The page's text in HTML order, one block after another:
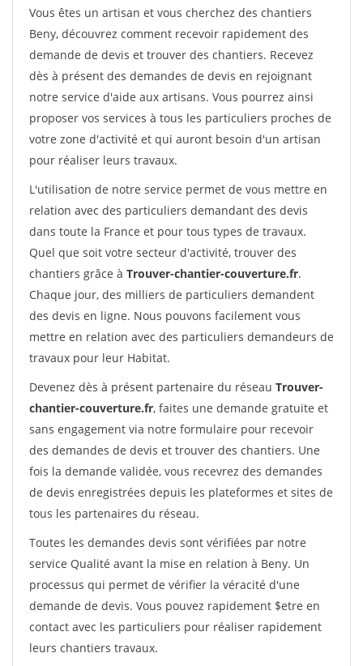
Vous êtes un artisan et vous cherchez des chantiers
Beny, découvrez comment recevoir rapidement des
demande de devis et trouver des chantiers. Recevez
dès à présent des demandes de devis en rejoignant
notre service d'aide aux artisans. Vous pourrez ainsi
proposer vos services à tous les particuliers proches de
votre zone d'activité et qui auront besoin d'un artisan
pour réaliser leurs travaux.
L'utilisation de notre service permet de vous mettre en
relation avec des particuliers demandant des devis
dans toute la France et pour tous types de travaux.
Quel que soit votre secteur d'activité, trouver des
chantiers grâce à Trouver-chantier-couverture.fr.
Chaque jour, des milliers de particuliers demandent
des devis en ligne. Nous pouvons facilement vous
mettre en relation avec des particuliers demandeurs de
travaux pour leur Habitat.
Devenez dès à présent partenaire du réseau Trouver-
chantier-couverture.fr, faites une demande gratuite et
sans engagement via notre formulaire pour recevoir
des demandes de devis et trouver des chantiers. Une
fois la demande validée, vous recevrez des demandes
de devis enregistrées depuis les plateformes et sites de
tous les partenaires du réseau.
Toutes les demandes devis sont vérifiées par notre
service Qualité avant la mise en relation à Beny. Un
processus qui permet de vérifier la véracité d'une
demande de devis. Vous pouvez rapidement $etre en
contact avec les particuliers pour réaliser rapidement
leurs chantiers travaux.